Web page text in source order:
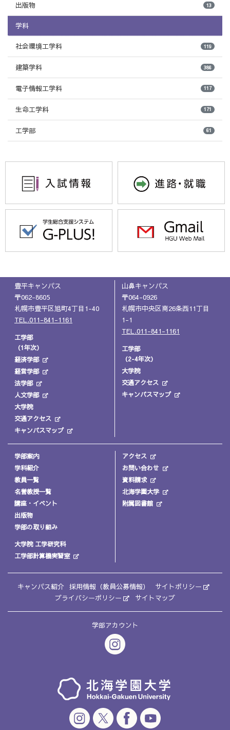
出版物 13
学科
社会環境工学科 119
建築学科 386
電子情報工学科 117
生命工学科 171
工学部 61
豊平キャンパス
〒062-8605
札幌市豊平区旭町4丁目1-40
TEL.011-841-1161
工学部
（1年次）
経済学部
経営学部
法学部
人文学部
大学院
交通アクセス
キャンパスマップ
山鼻キャンパス
〒064-0926
札幌市中央区南26条西11丁目
1-1
TEL.011-841-1161
工学部
（2-4年次）
大学院
交通アクセス
キャンパスマップ
学部案内
学科紹介
教員一覧
名誉教授一覧
講座・イベント
出版物
学部の取り組み
大学院 工学研究科
工学部計算機実習室
アクセス
お問い合わせ
資料請求
北海学園大学
附属図書館
キャンパス紹介 採用情報（教員公募情報）
サイトポリシー
プライバシーポリシー
サイトマップ
学部アカウント